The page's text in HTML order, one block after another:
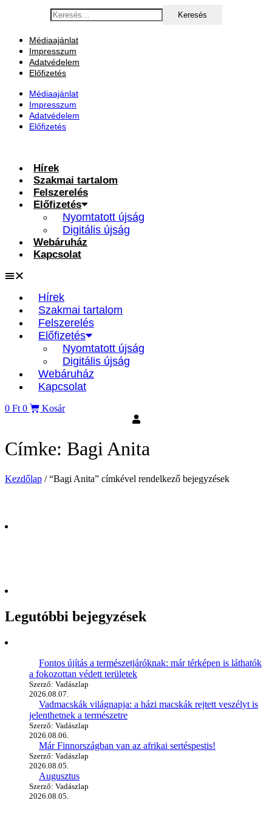
Keresés:
Médiaajánlat
Impresszum
Adatvédelem
Előfizetés
Médiaajánlat
Impresszum
Adatvédelem
Előfizetés
Hírek
Szakmai tartalom
Felszerelés
Előfizetés
Nyomtatott újság
Digitális újság
Webáruház
Kapcsolat
Hírek
Szakmai tartalom
Felszerelés
Előfizetés
Nyomtatott újság
Digitális újság
Webáruház
Kapcsolat
0 Ft 0 Kosár
Címke: Bagi Anita
Kezdőlap / “Bagi Anita” címkével rendelkező bejegyzések
Legutóbbi bejegyzések
Fontos újítás a természetjáróknak: már térképen is láthatók
a fokozottan védett területek
Szerző: Vadászlap
2026.08.07.
Vadmacskák világnapja: a házi macskák rejtett veszélyt is
jelenthetnek a természetre
Szerző: Vadászlap
2026.08.06.
Már Finnországban van az afrikai sertéspestis!
Szerző: Vadászlap
2026.08.05.
Augusztus
Szerző: Vadászlap
2026.08.05.